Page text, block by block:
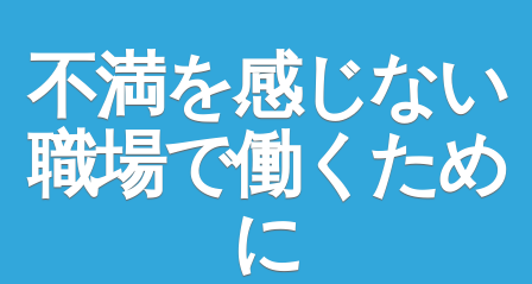
不満を感じない
職場で働くため
に